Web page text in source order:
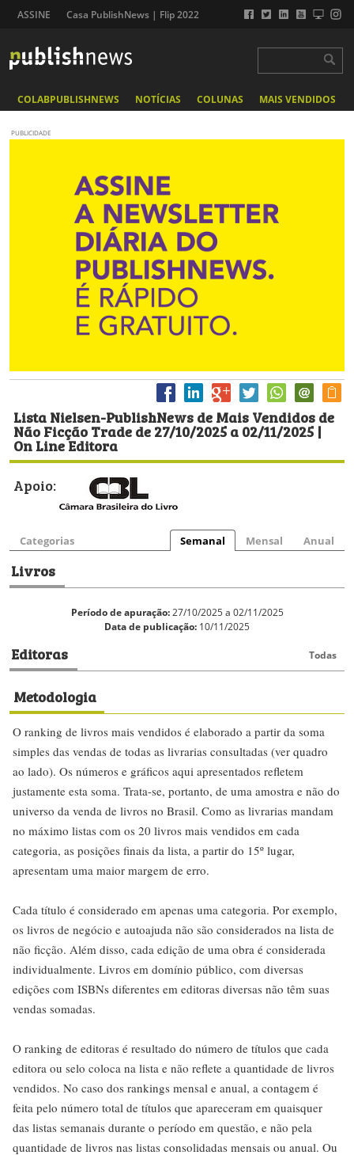
ASSINE Casa PublishNews | Flip 2022
COLABPUBLISHNEWS NOTÍCIAS COLUNAS MAIS VENDIDOS
PUBLICIDADE
Lista Nielsen-PublishNews de Mais Vendidos de
Não Ficção Trade de 27/10/2025 a 02/11/2025 |
On Line Editora
Apoio:
Categorias Semanal Mensal Anual
Livros
Período de apuração:27/10/2025 a 02/11/2025
Data de publicação: 10/11/2025
Editoras Todas
Metodologia
O ranking de livros mais vendidos é elaborado a partir da soma
simples das vendas de todas as livrarias consultadas (ver quadro
ao lado). Os números e gráficos aqui apresentados refletem
justamente esta soma. Trata-se, portanto, de uma amostra e não do
universo da venda de livros no Brasil. Como as livrarias mandam
no máximo listas com os 20 livros mais vendidos em cada
categoria, as posições finais da lista, a partir do 15º lugar,
apresentam uma maior margem de erro.
Cada título é considerado em apenas uma categoria. Por exemplo,
os livros de negócio e autoajuda não são considerados na lista de
não ficção. Além disso, cada edição de uma obra é considerada
individualmente. Livros em domínio público, com diversas
edições com ISBNs diferentes em editoras diversas não têm suas
vendas somadas.
O ranking de editoras é resultado do número de títulos que cada
editora ou selo coloca na lista e não reflete a quantidade de livros
vendidos. No caso dos rankings mensal e anual, a contagem é
feita pelo número total de títulos que apareceram em quaisquer
das listas semanais durante o período em questão, e não pela
quantidade de livros nas listas consolidadas mensais ou anual. Ou